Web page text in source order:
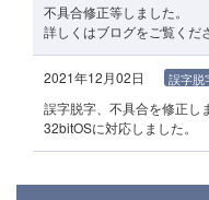
不具合修正等しました。
詳しくはブログをご覧くだ
2021年12月02日 誤字脱
誤字脱字、不具合を修正し
32bitOSに対応しました。